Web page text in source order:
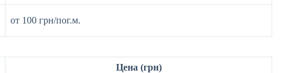
от 100 грн/пог.м.
Цена (грн)